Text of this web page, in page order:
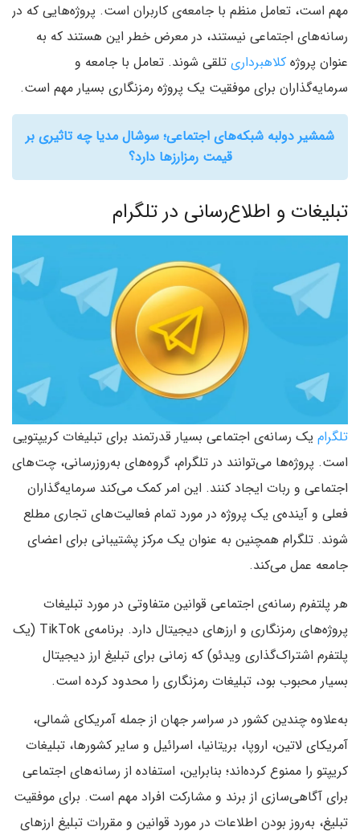
مهم است، تعامل منظم با جامعه‌ی کاربران است. پروژه‌هایی که در
رسانه‌های اجتماعی نیستند، در معرض خطر این هستند که به
عنوان پروژه کلاهبرداری تلقی شوند. تعامل با جامعه و
سرمایه‌گذاران برای موفقیت یک پروژه رمزنگاری بسیار مهم است.
شمشیر دولبه شبکه‌های اجتماعی؛ سوشال مدیا چه تاثیری بر
قیمت رمزارزها دارد؟
تبلیغات و اطلاع‌رسانی در تلگرام
تلگرام یک رسانه‌ی اجتماعی بسیار قدرتمند برای تبلیغات کریپتویی
است. پروژه‌ها می‌توانند در تلگرام، گروه‌های به‌روز‌رسانی، چت‌های
اجتماعی و ربات‌ ایجاد کنند. این امر کمک می‌کند سرمایه‌گذاران
فعلی و آینده‌ی یک پروژه در مورد تمام فعالیت‌های تجاری مطلع
شوند. تلگرام همچنین به عنوان یک مرکز پشتیبانی برای اعضای
جامعه عمل می‌کند.
هر پلتفرم رسانه‌ی اجتماعی قوانین متفاوتی در مورد تبلیغات
پروژه‌های رمزنگاری و ارزهای دیجیتال دارد. برنامه‌ی TikTok (یک
پلتفرم اشتراک‌گذاری ویدئو) که زمانی برای تبلیغ ارز دیجیتال
بسیار محبوب بود، تبلیغات رمزنگاری را محدود کرده است.
به‌علاوه چندین کشور در سراسر جهان از جمله آمریکای شمالی،
آمریکای لاتین، اروپا، بریتانیا، اسرائیل و سایر کشورها، تبلیغات
کریپتو را ممنوع کرده‌اند؛ بنابراین، استفاده از رسانه‌های اجتماعی
برای آگاهی‌سازی از برند و مشارکت افراد مهم است. برای موفقیت
تبلیغ، به‌روز بودن اطلاعات در مورد قوانین و مقررات تبلیغ ارزهای